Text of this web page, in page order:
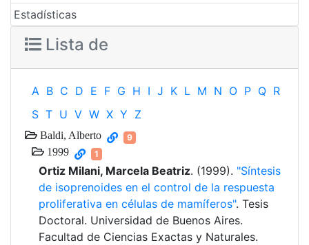
Estadísticas
Lista de
A B C D E F G H I J K L M N O P Q R
S T U V W X Y Z
Baldi, Alberto 9
1999 1
Ortiz Milani, Marcela Beatriz. (1999). "Síntesis
de isoprenoides en el control de la respuesta
proliferativa en células de mamíferos". Tesis
Doctoral. Universidad de Buenos Aires.
Facultad de Ciencias Exactas y Naturales.